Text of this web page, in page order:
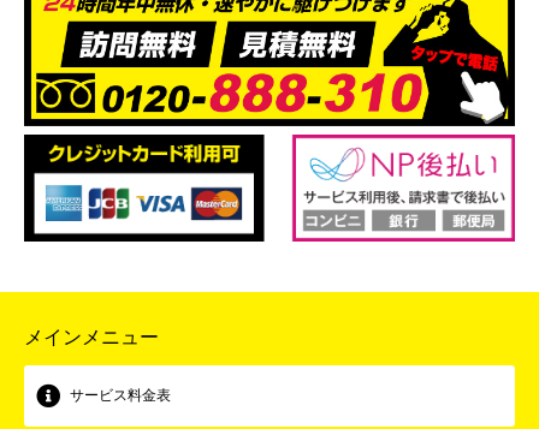
メインメニュー
サービス料金表